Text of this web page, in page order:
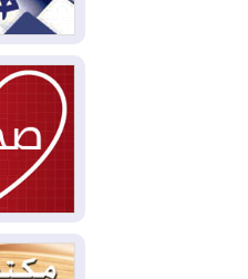
08-03
08-03
بسبب
08-02